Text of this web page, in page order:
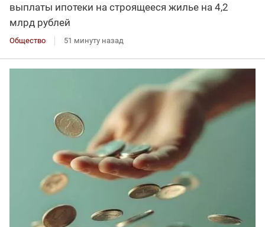
выплаты ипотеки на строящееся жилье на 4,2
млрд рублей
Общество 51 минуту назад